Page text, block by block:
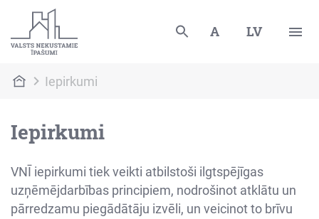
A LV
Iepirkumi
Iepirkumi
VNĪ iepirkumi tiek veikti atbilstoši ilgtspējīgas
uzņēmējdarbības principiem, nodrošinot atklātu un
pārredzamu piegādātāju izvēli, un veicinot to brīvu